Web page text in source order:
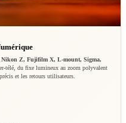
Nikon Z, Fujifilm X, L-mount, Sigma,
télé, du fixe lumineux au zoom polyvalent
et les retours utilisateurs.